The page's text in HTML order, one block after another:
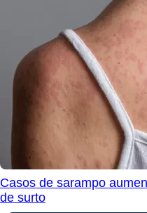
Casos de sarampo
de surto